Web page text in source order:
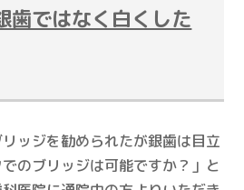
歯ではなく白くした
リッジを勧められたが銀歯は目立
のブリッジは可能ですか？」と